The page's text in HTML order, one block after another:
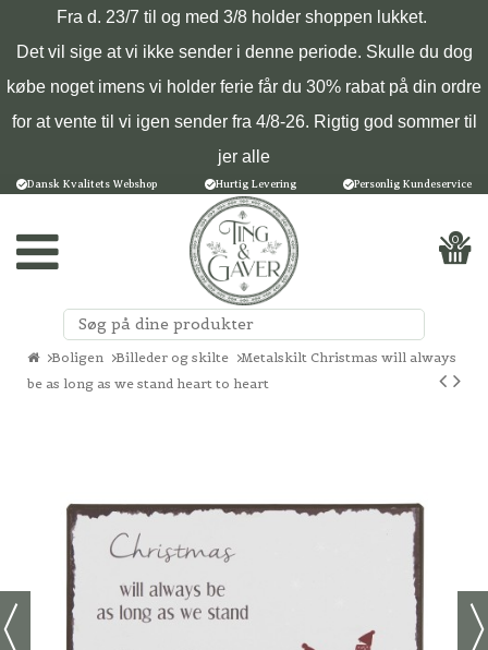
Fra d. 23/7 til og med 3/8 holder shoppen lukket.
Det vil sige at vi ikke sender i denne periode. Skulle du dog
købe noget imens vi holder ferie får du 30% rabat på din ordre
for at vente til vi igen sender fra 4/8-26. Rigtig god sommer til
jer alle
Dansk Kvalitets Webshop Hurtig Levering Personlig Kundeservice
0
Boligen Billeder og skilte
Metalskilt Christmas will always
be as long as we stand heart to heart